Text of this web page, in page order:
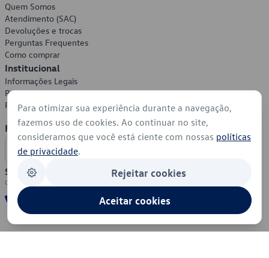
Quem Somos
Atendimento (SAC)
Devoluções e trocas
Perguntas Frequentes
Como comprar
Institucional
Informações Legais
Política de Privacidade
Política de Cookies
Formas de Pagamento
Segurança
Para otimizar sua experiência durante a navegação,
fazemos uso de cookies. Ao continuar no site,
consideramos que você está ciente com nossas políticas
de privacidade.
Rejeitar cookies
Aceitar cookies